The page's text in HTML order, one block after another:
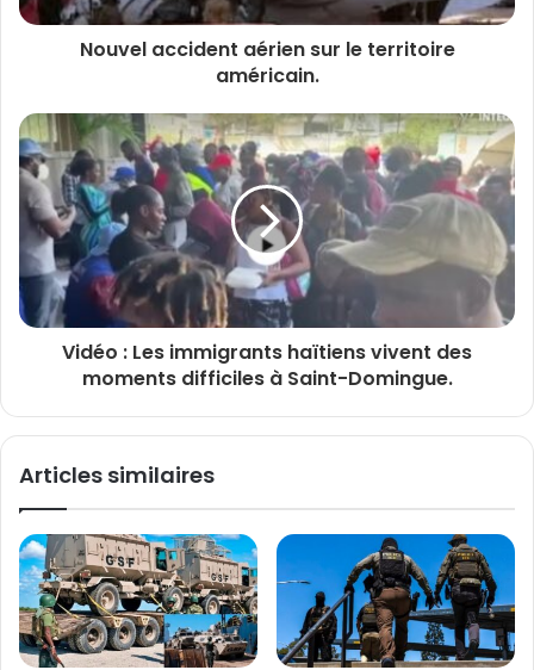
Nouvel accident aérien sur le territoire
américain.
Vidéo : Les immigrants haïtiens vivent des
moments difficiles à Saint-Domingue.
Articles similaires